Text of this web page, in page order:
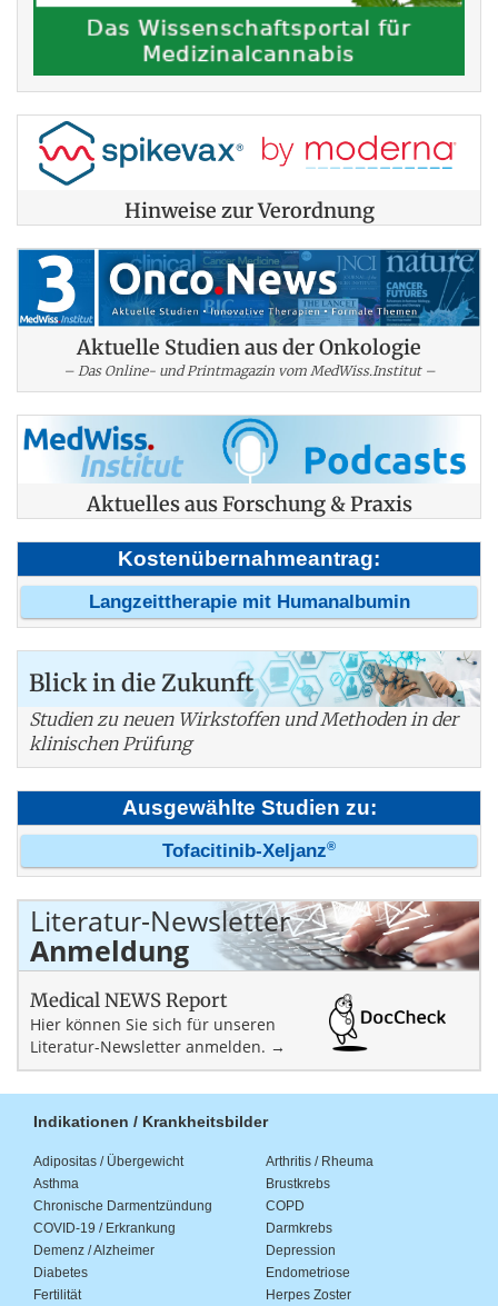
Hinweise zur Verordnung
Aktuelle Studien aus der Onkologie
– Das Online- und Printmagazin vom MedWiss.Institut –
Aktuelles aus Forschung & Praxis
Kostenübernahmeantrag:
Langzeittherapie mit Humanalbumin
Blick in die Zukunft
Studien zu neuen Wirkstoffen und Methoden in der
klinischen Prüfung
Ausgewählte Studien zu:
Tofacitinib-Xeljanz®
Literatur-Newsletter
Anmeldung
Medical NEWS Report
Hier können Sie sich für unseren
Literatur-Newsletter anmelden. →
Indikationen / Krankheitsbilder
Adipositas / Übergewicht
Arthritis / Rheuma
Asthma
Brustkrebs
Chronische Darmentzündung
COPD
COVID-19 / Erkrankung
Darmkrebs
Demenz / Alzheimer
Depression
Diabetes
Endometriose
Fertilität
Herpes Zoster